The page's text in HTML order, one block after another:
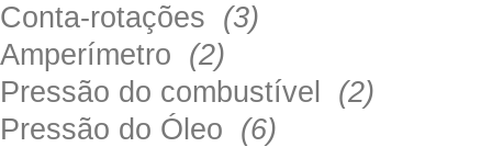
Conta-rotações (3)
Amperímetro (2)
Pressão do combustível (2)
Pressão do Óleo (6)